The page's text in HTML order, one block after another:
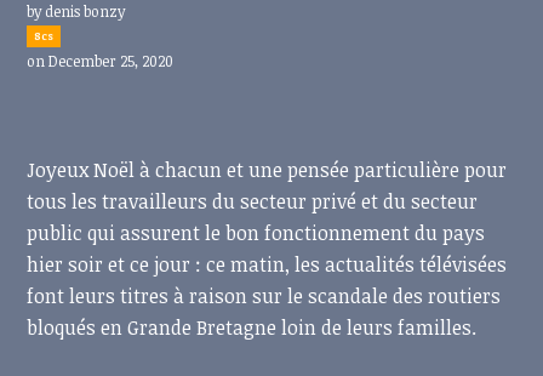
bydenis bonzy
8cs
on December 25, 2020
Joyeux Noël à chacun et une pensée particulière pour
tous les travailleurs du secteur privé et du secteur
public qui assurent le bon fonctionnement du pays
hier soir et ce jour : ce matin, les actualités télévisées
font leurs titres à raison sur le scandale des routiers
bloqués en Grande Bretagne loin de leurs familles.